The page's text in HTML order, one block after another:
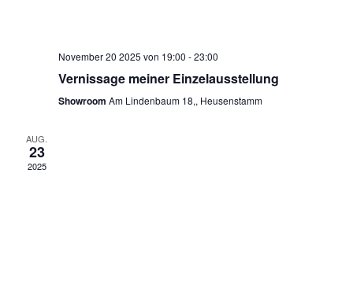
November 20 2025 von 19:00 -23:00
Vernissage meiner Einzelausstellung
Showroom Am Lindenbaum 18,, Heusenstamm
AUG.
23
2025